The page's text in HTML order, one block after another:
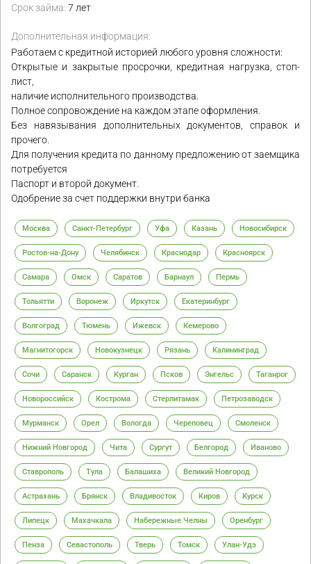
Срок займа: 7 лет
Дополнительная информация:
Работаем с кредитной историей любого уровня сложности:
Открытые и закрытые просрочки, кредитная нагрузка, стоп-
лист,
наличие исполнительного производства.
Полное сопровождение на каждом этапе оформления.
Без навязывания дополнительных документов, справок и
прочего.
Для получения кредита по данному предложению от заемщика
потребуется
Паспорт и второй документ.
Одобрение за счет поддержки внутри банка
Москва Санкт-Петербург Уфа Казань Новосибирск
Ростов-на-Дону Челябинск Краснодар Красноярск
Самара Омск Саратов Барнаул Пермь
Тольятти Воронеж Иркутск Екатеринбург
Волгоград Тюмень Ижевск Кемерово
Магнитогорск Новокузнецк Рязань Калининград
Сочи Саранск Курган Псков Энгельс Таганрог
Новороссийск Кострома Стерлитамак Петрозаводск
Мурманск Орел Вологда Череповец Смоленск
Нижний Новгород Чита Сургут Белгород Иваново
Ставрополь Тула Балашиха Великий Новгород
Астрахань Брянск Владивосток Киров Курск
Липецк Махачкала Набережные Челны Оренбург
Пенза Севастополь Тверь Томск Улан-Удэ